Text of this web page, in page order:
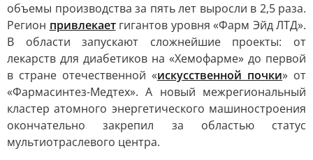
объемы производства за пять лет выросли в 2,5 раза.
Регион привлекаетгигантов уровня «Фарм Эйд ЛТД».
В области запускают сложнейшие проекты: от
лекарств для диабетиков на «Хемофарме» до первой
в стране отечественной «искусственной почки» от
«Фармасинтез-Медтех». А новый межрегиональный
кластер атомного энергетического машиностроения
окончательно закрепил за областью статус
мультиотраслевого центра.